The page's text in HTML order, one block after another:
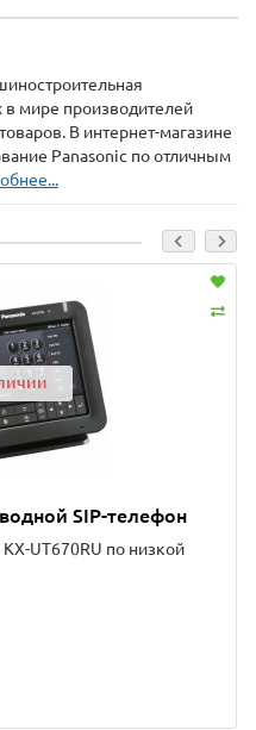
мире производителей
В интернет-магазине
Panasonic по отличным
SIP-телефон
UT670RU по низкой